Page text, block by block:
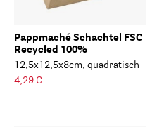
Pappmaché Schachtel FSC
Recycled 100%
12,5x12,5x8cm, quadratisch
4,29 €